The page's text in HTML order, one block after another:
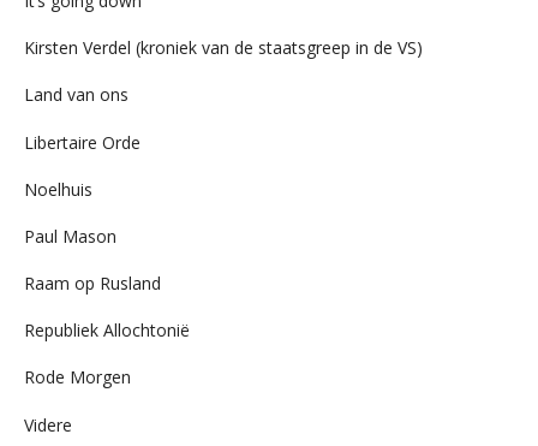
Kirsten Verdel (kroniek van de staatsgreep in de VS)
Land van ons
Libertaire Orde
Noelhuis
Paul Mason
Raam op Rusland
Republiek Allochtonië
Rode Morgen
Videre